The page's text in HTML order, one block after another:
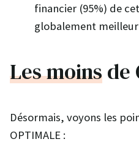
financier (95%) de
globalement meilleur
Les moinsde
Désormais, voyons les
OPTIMALE :